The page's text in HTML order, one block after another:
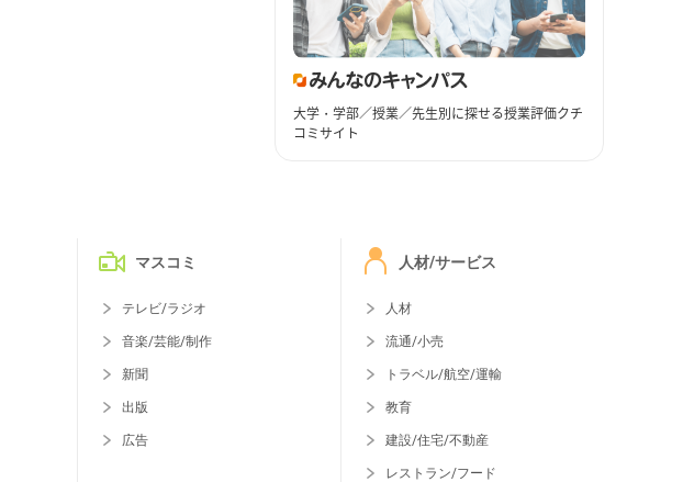
大学・学部／授業／先生別に探せる授業評価クチ
コミサイト
マスコミ
テレビ/ラジオ
音楽/芸能/制作
新聞
出版
広告
人材/サービス
人材
流通/小売
トラベル/航空/運輸
教育
建設/住宅/不動産
レストラン/フード